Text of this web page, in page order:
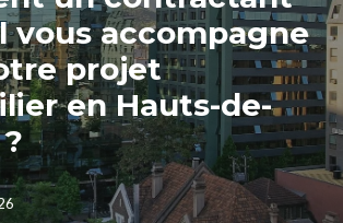
vous accompagne
projet
en Hauts-de-